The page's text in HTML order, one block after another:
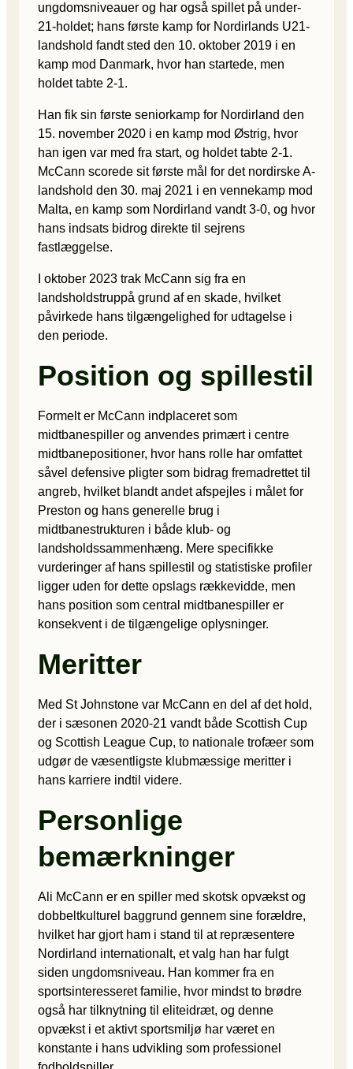
ungdomsniveauer og har også spillet på under-
21-holdet; hans første kamp for Nordirlands U21-
landshold fandt sted den 10. oktober 2019 i en
kamp mod Danmark, hvor han startede, men
holdet tabte 2-1.
Han fik sin første seniorkamp for Nordirland den
15. november 2020 i en kamp mod Østrig, hvor
han igen var med fra start, og holdet tabte 2-1.
McCann scorede sit første mål for det nordirske A-
landshold den 30. maj 2021 i en vennekamp mod
Malta, en kamp som Nordirland vandt 3-0, og hvor
hans indsats bidrog direkte til sejrens
fastlæggelse.
I oktober 2023 trak McCann sig fra en
landsholdstruppå grund af en skade, hvilket
påvirkede hans tilgængelighed for udtagelse i
den periode.
Position og spillestil
Formelt er McCann indplaceret som
midtbanespiller og anvendes primært i centre
midtbanepositioner, hvor hans rolle har omfattet
såvel defensive pligter som bidrag fremadrettet til
angreb, hvilket blandt andet afspejles i målet for
Preston og hans generelle brug i
midtbanestrukturen i både klub- og
landsholdssammenhæng. Mere specifikke
vurderinger af hans spillestil og statistiske profiler
ligger uden for dette opslags rækkevidde, men
hans position som central midtbanespiller er
konsekvent i de tilgængelige oplysninger.
Meritter
Med St Johnstone var McCann en del af det hold,
der i sæsonen 2020-21 vandt både Scottish Cup
og Scottish League Cup, to nationale trofæer som
udgør de væsentligste klubmæssige meritter i
hans karriere indtil videre.
Personlige
bemærkninger
Ali McCann er en spiller med skotsk opvækst og
dobbeltkulturel baggrund gennem sine forældre,
hvilket har gjort ham i stand til at repræsentere
Nordirland internationalt, et valg han har fulgt
siden ungdomsniveau. Han kommer fra en
sportsinteresseret familie, hvor mindst to brødre
også har tilknytning til eliteidræt, og denne
opvækst i et aktivt sportsmiljø har været en
konstante i hans udvikling som professionel